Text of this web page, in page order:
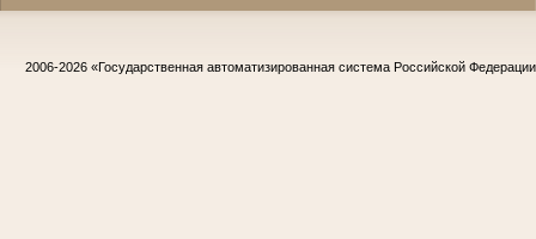
2006-2026 «Государственная автоматизированная система Российской